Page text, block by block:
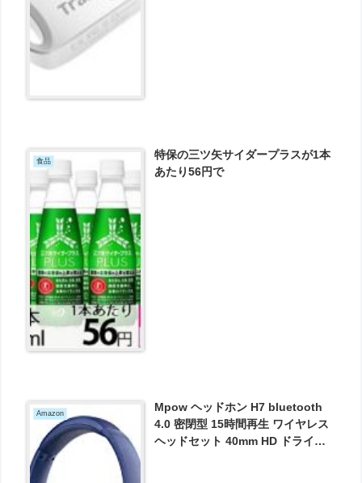
食品
特保の三ツ矢サイダープラスが1本
あたり56円で
Amazon
Mpow ヘッドホン H7 bluetooth
4.0 密閉型 15時間再生 ワイヤレス
ヘッドセット 40mm HD ドライバ